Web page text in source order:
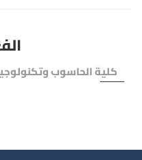
كلية الحاسوب